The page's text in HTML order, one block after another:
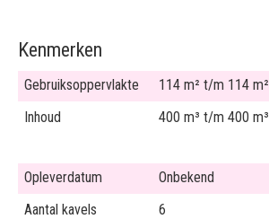
Kenmerken
Gebruiksoppervlakte
114 m² t/m 114 m²
Inhoud
400 m³ t/m 400 m³
Opleverdatum
Onbekend
Aantal kavels
6